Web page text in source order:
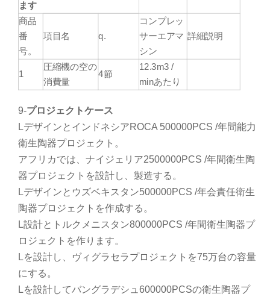
ます
商品
番
号。
項目名 q.
コンプレッ
サーエアマ
シン
詳細説明
1
圧縮機の空の
消費量
4節
12.3m3 /
minあたり
9-プロジェクトケース
LデザインとインドネシアROCA 500000PCS /年間能力
衛生陶器プロジェクト。
アフリカでは、ナイジェリア2500000PCS /年間衛生陶
器プロジェクトを設計し、製造する。
Lデザインとウズベキスタン500000PCS /年会責任衛生
陶器プロジェクトを作成する。
L設計とトルクメニスタン800000PCS /年間衛生陶器プ
ロジェクトを作ります。
Lを設計し、ヴィグラセラプロジェクトを75万台の容量
にする。
Lを設計してバングラデシュ600000PCSの衛生陶器プ